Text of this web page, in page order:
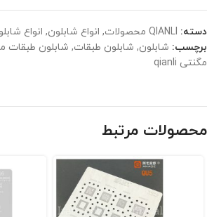
دسته: QIANLI محصولات , انواع شابلون, انواع
برچسب: شابلون, شابلون طبقات, شابلون طبقات
مگنتی qianli
محصولات مرتبط